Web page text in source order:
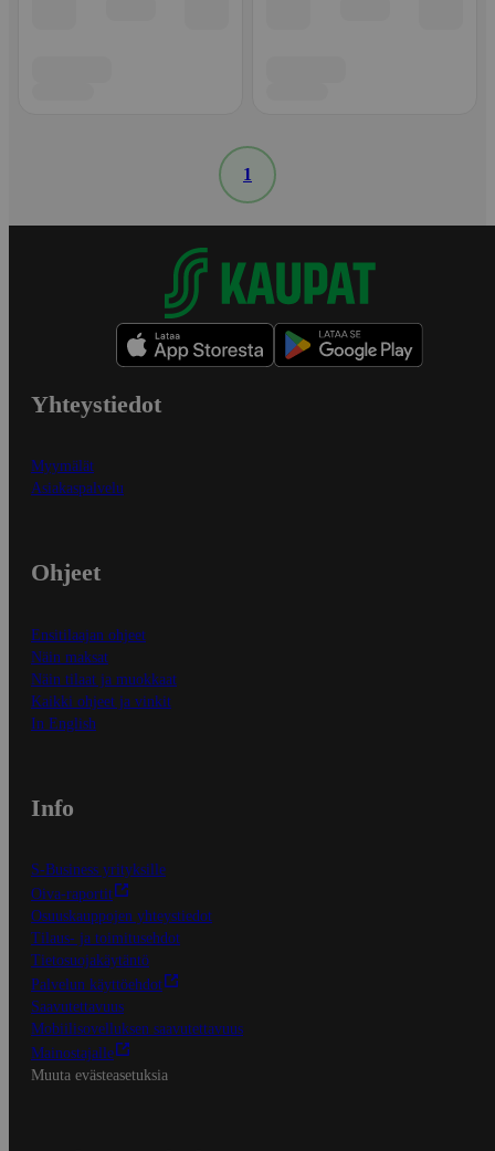
1
Yhteystiedot
Myymälät
Asiakaspalvelu
Ohjeet
Ensitilaajan ohjeet
Näin maksat
Näin tilaat ja muokkaat
Kaikki ohjeet ja vinkit
In English
Info
S-Business yrityksille
Oiva-raportit
Osuuskauppojen yhteystiedot
Tilaus- ja toimitusehdot
Tietosuojakäytäntö
Palvelun käyttöehdot
Saavutettavuus
Mobiilisovelluksen saavutettavuus
Mainostajalle
Muuta evästeasetuksia